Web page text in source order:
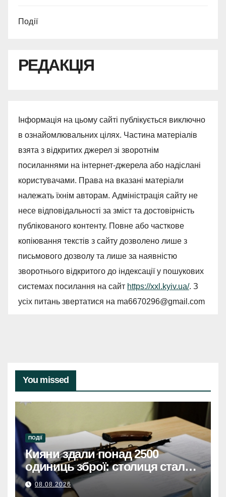
Події
РЕДАКЦІЯ
Інформація на цьому сайті публікується виключно
в ознайомлювальних цілях. Частина матеріалів
взята з відкритих джерел зі зворотнім
посиланнями на інтернет-джерела або надіслані
користувачами. Права на вказані матеріали
належать їхнім авторам. Адміністрація сайту не
несе відповідальності за зміст та достовірність
публікованого контенту. Повне або часткове
копіювання текстів з сайту дозволено лише з
письмового дозволу та лише за наявністю
зворотнього відкритого до індексації у пошукових
системах посилання на сайт https://xxl.kyiv.ua/. З
усіх питань звертатися на ma6670296@gmail.com
You missed
ПОДІЇ
Кияни здали понад 2500
одиниць зброї: столиця стала
безпечнішою
08.08.2026